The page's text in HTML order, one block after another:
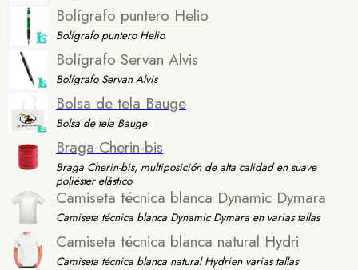
Bolígrafo puntero Helio
Bolígrafo puntero Helio
Bolígrafo Servan Alvis
Bolígrafo Servan Alvis
Bolsa de tela Bauge
Bolsa de tela Bauge
Braga Cherin-bis
Braga Cherin-bis, multiposición de alta calidad en suave
poliéster elástico
Camiseta técnica blanca Dynamic Dymara
Camiseta técnica blanca Dynamic Dymara en varias tallas
Camiseta técnica blanca natural Hydri
Camiseta técnica blanca natural Hydrien varias tallas